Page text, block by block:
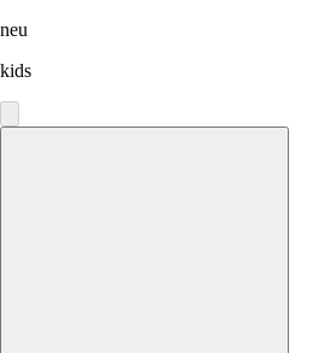
neu
kids